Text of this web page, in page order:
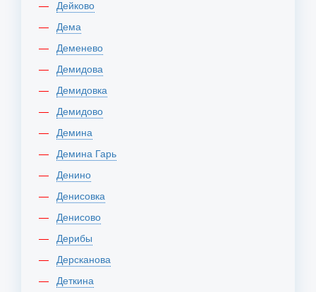
Дейково
Дема
Деменево
Демидова
Демидовка
Демидово
Демина
Демина Гарь
Денино
Денисовка
Денисово
Дерибы
Дерсканова
Деткина